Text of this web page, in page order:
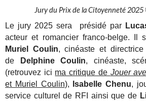
Jury du Prix de la Citoyenneté
Le jury 2025 sera présidé par
acteur et romancier franco-belge. Il
Muriel Coulin, cinéaste et
de
Delphine Coulin, cinéaste,
(retrouvez ici ma critique de Jouer
et Muriel Coulin), Isabelle Chenu,
service culturel de RFI ainsi que de